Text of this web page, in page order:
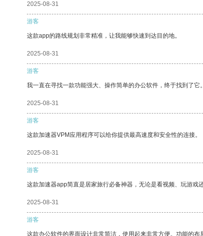
2025-08-31
游客
这款app的路线规划非常精准，让我能够快速到达目的地。
2025-08-31
游客
我一直在寻找一款功能强大、操作简单的办公软件，终于找到了
2025-08-31
游客
这款加速器VPM应用程序可以给你提供最高速度和安全性的连接。
2025-08-31
游客
这款加速器app简直是居家旅行必备神器，无论是看视频、玩游戏
2025-08-31
游客
这款办公软件的界面设计非常简洁，使用起来非常方便。功能的布